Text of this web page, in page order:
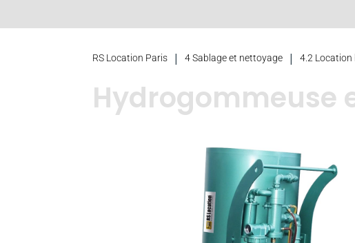
RS Location Paris | 4 Sablage et nettoyage | 4.2 Location
Hydrogommeuse